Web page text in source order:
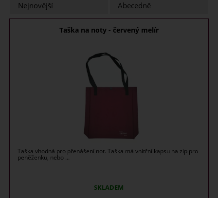
Nejnovější
Abecedně
Taška na noty - červený melír
Taška vhodná pro přenášení not. Taška má vnitřní kapsu na zip pro
peněženku, nebo ...
SKLADEM